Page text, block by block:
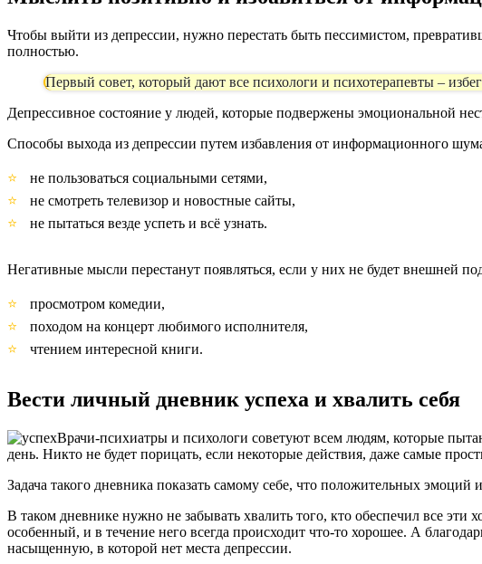
Чтобы выйти из депрессии, нужно перестать быть пессимистом,
полностью.
Первый совет, который дают все психологи и психотерапевты –
Депрессивное состояние у людей, которые подвержены эмоциональной
Способы выхода из депрессии путем избавления от информационного
не пользоваться социальными сетями,
не смотреть телевизор и новостные сайты,
не пытаться везде успеть и всё узнать.
Негативные мысли перестанут появляться, если у них не будет внешней
просмотром комедии,
походом на концерт любимого исполнителя,
чтением интересной книги.
Вести личный дневник успеха и хвалить себя
Врачи-психиатры и психологи советуют всем людям, которые
день. Никто не будет порицать, если некоторые действия, даже самые
Задача такого дневника показать самому себе, что положительных
В таком дневнике нужно не забывать хвалить того, кто обеспечил все
особенный, и в течение него всегда происходит что-то хорошее. А
насыщенную, в которой нет места депрессии.